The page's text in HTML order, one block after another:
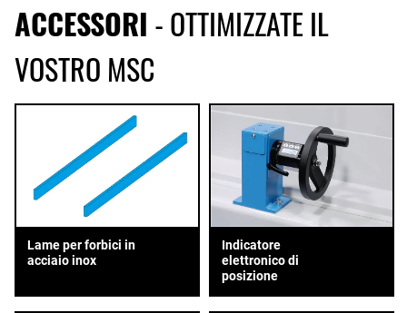
ACCESSORI - OTTIMIZZATE IL
VOSTRO MSC
Lame per forbici in
acciaio inox
Indicatore
elettronico di
posizione